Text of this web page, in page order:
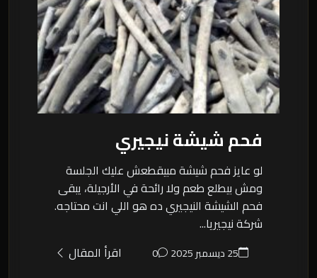
فحم شيشة نيجيري
لو عايز فحم شيشة مبيقطعش عليك الجلسة
ومش بيطلع طعم ولا رائحة في الأرجيلة، يبقى
فحم الشيشة النيجيري ده هو اللي انت محتاجه.
شركة نيجيريا...
25 ديسمبر 2025 0 اقرأ المقال